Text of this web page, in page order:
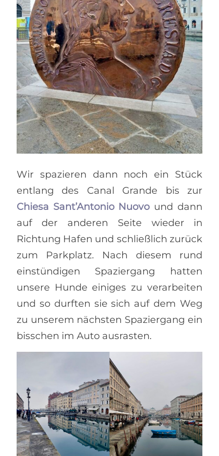
Wir spazieren dann noch ein Stück
entlang des Canal Grande bis zur
Chiesa Sant’Antonio Nuovo und dann
auf der anderen Seite wieder in
Richtung Hafen und schließlich zurück
zum Parkplatz. Nach diesem rund
einstündigen Spaziergang hatten
unsere Hunde einiges zu verarbeiten
und so durften sie sich auf dem Weg
zu unserem nächsten Spaziergang ein
bisschen im Auto ausrasten.